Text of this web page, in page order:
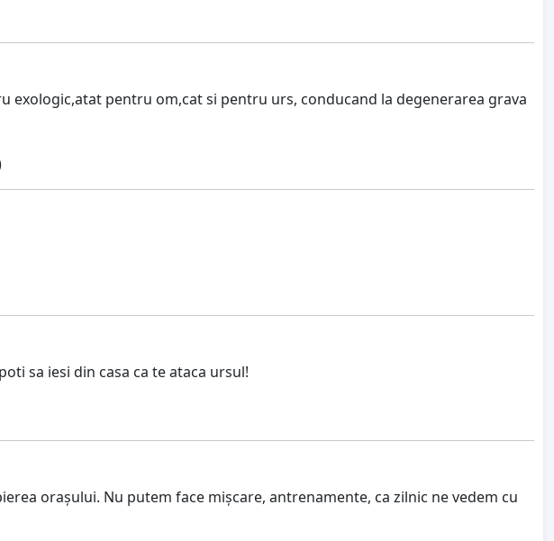
exologic,atat pentru om,cat si pentru urs, conducand la degenerarea grava
sa iesi din casa ca te ataca ursul!
orașului. Nu putem face mișcare, antrenamente, ca zilnic ne vedem cu